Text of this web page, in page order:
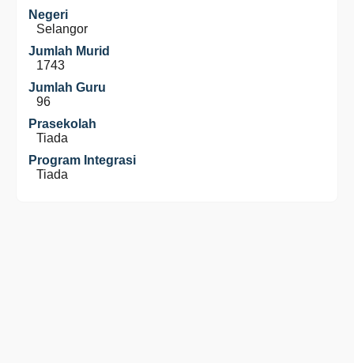
Negeri
Selangor
Jumlah Murid
1743
Jumlah Guru
96
Prasekolah
Tiada
Program Integrasi
Tiada